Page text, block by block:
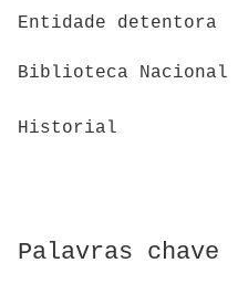
Entidade detentora
Biblioteca Nacional
Historial
Palavras chave